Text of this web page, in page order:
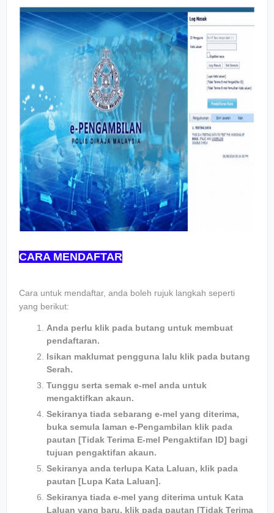
CARA MENDAFTAR
Cara untuk mendaftar, anda boleh rujuk langkah seperti
yang berikut:
Anda perlu klik pada butang untuk membuat
pendaftaran.
Isikan maklumat pengguna lalu klik pada butang
Serah.
Tunggu serta semak e-mel anda untuk
mengaktifkan akaun.
Sekiranya tiada sebarang e-mel yang diterima,
buka semula laman e-Pengambilan klik pada
pautan [Tidak Terima E-mel Pengaktifan ID] bagi
tujuan pengaktifan akaun.
Sekiranya anda terlupa Kata Laluan, klik pada
pautan [Lupa Kata Laluan].
Sekiranya tiada e-mel yang diterima untuk Kata
Laluan yang baru, klik pada pautan [Tidak Terima